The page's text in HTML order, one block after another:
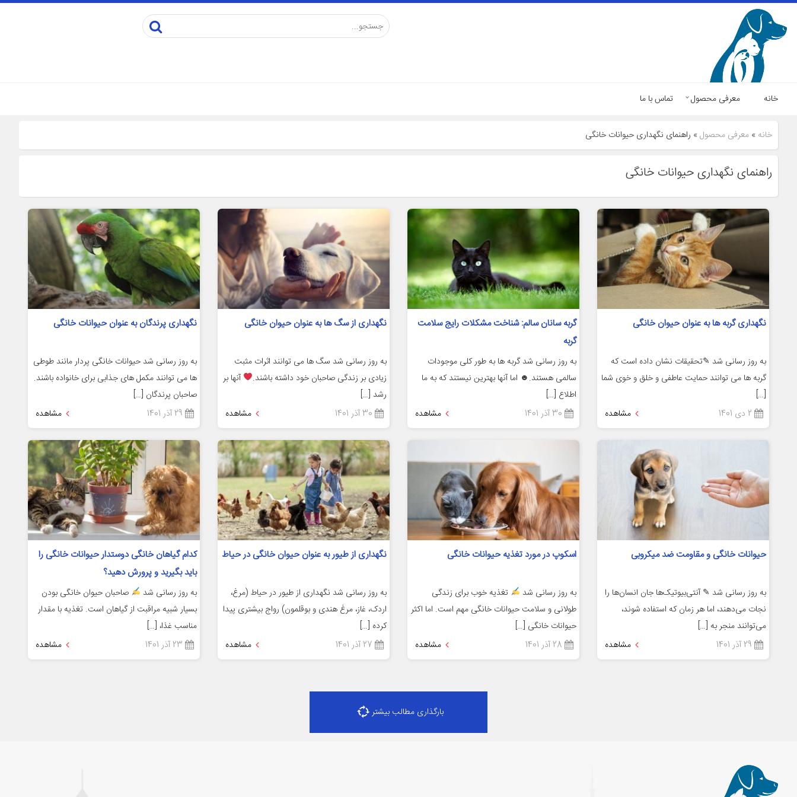
خانه معرفی محصول تماس با ما
خانه » معرفی محصول» راهنمای نگهداری حیوانات خانگی
راهنمای نگهداری حیوانات خانگی
نگهداری گربه ها به عنوان حیوان خانگی
به روز رسانی شد ✎تحقیقات نشان داده است که
گربه ها می توانند حمایت عاطفی و خلق و خوی شما
[…]
مشاهده
گربه سانان سالم: شناخت مشکلات رایج سلامت
گربه
به روز رسانی شد گربه ها به طور کلی موجودات
سالمی هستند.☻ اما آنها بهترین نیستند که به ما
اطلاع […]
مشاهده
نگهداری از سگ ها به عنوان حیوان خانگی
به روز رسانی شد سگ ها می توانند اثرات مثبت
زیادی بر زندگی صاحبان خود داشته باشند.
آنها بر
رشد […]
مشاهده
نگهداری پرندگان به عنوان حیوانات خانگی
به روز رسانی شد حیوانات خانگی پردار مانند طوطی
ها می توانند مکمل های جذابی برای خانواده باشند.
صاحبان پرندگان […]
مشاهده
حیوانات خانگی و مقاومت ضد میکروبی
به روز رسانی شد ✎ آنتی‌بیوتیک‌ها جان انسان‌ها را
نجات می‌دهند، اما هر زمان که استفاده شوند،
می‌توانند منجر به […]
مشاهده
اسکوپ در مورد تغذیه حیوانات خانگی
به روز رسانی شد
تغذیه خوب برای زندگی
طولانی و سلامت حیوانات خانگی مهم است. اما اکثر
حیوانات خانگی […]
مشاهده
نگهداری از طیور به عنوان حیوان خانگی در حیاط
به روز رسانی شد نگهداری از طیور در حیاط (مرغ،
اردک، غاز، مرغ هندی و بوقلمون) رواج بیشتری پیدا
کرده […]
مشاهده
کدام گیاهان خانگی دوستدار حیوانات خانگی را
باید بگیرید و پرورش دهید؟
به روز رسانی شد
صاحبان حیوان خانگی بودن
بسیار شبیه مراقبت از گیاهان است. تغذیه با مقدار
مناسب غذا، […]
مشاهده
بارگذاری مطالب بیشتر